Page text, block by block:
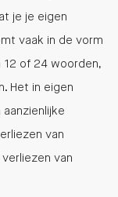
je je eigen
vaak in de vorm
12 of 24 woorden,
Het in eigen
van
van